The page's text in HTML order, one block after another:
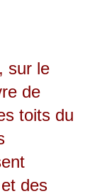
sur le
de
toits du
des